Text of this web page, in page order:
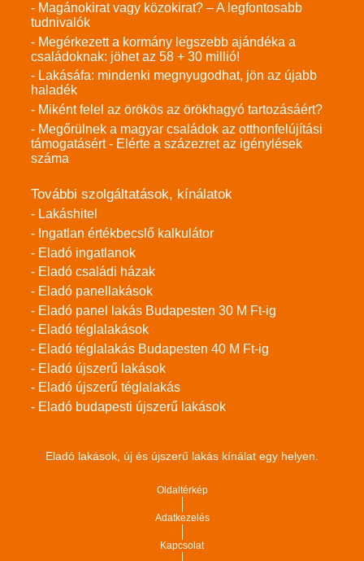
- Magánokirat vagy közokirat? – A legfontosabb
tudnivalók
- Megérkezett a kormány legszebb ajándéka a
családoknak: jöhet az 58 + 30 millió!
- Lakásáfa: mindenki megnyugodhat, jön az újabb
haladék
- Miként felel az örökös az örökhagyó tartozásáért?
- Megőrülnek a magyar családok az otthonfelújítási
támogatásért - Elérte a százezret az igénylések
száma
További szolgáltatások, kínálatok
- Lakáshitel
- Ingatlan értékbecslő kalkulátor
- Eladó ingatlanok
- Eladó családi házak
- Eladó panellakások
- Eladó panel lakás Budapesten 30 M Ft-ig
- Eladó téglalakások
- Eladó téglalakás Budapesten 40 M Ft-ig
- Eladó újszerű lakások
- Eladó újszerű téglalakás
- Eladó budapesti újszerű lakások
Eladó lakások, új és újszerű lakás kínálat egy helyen.
Oldaltérkép
Adatkezelés
Kapcsolat